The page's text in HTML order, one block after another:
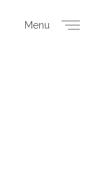
Menu